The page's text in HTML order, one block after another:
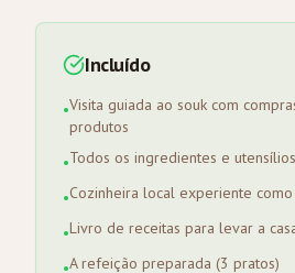
Incluído
•Visita guiada ao souk com
produtos
•Todos os ingredientes e
•Cozinheira local experiente
•Livro de receitas para levar a
•A refeição preparada (3 pratos)